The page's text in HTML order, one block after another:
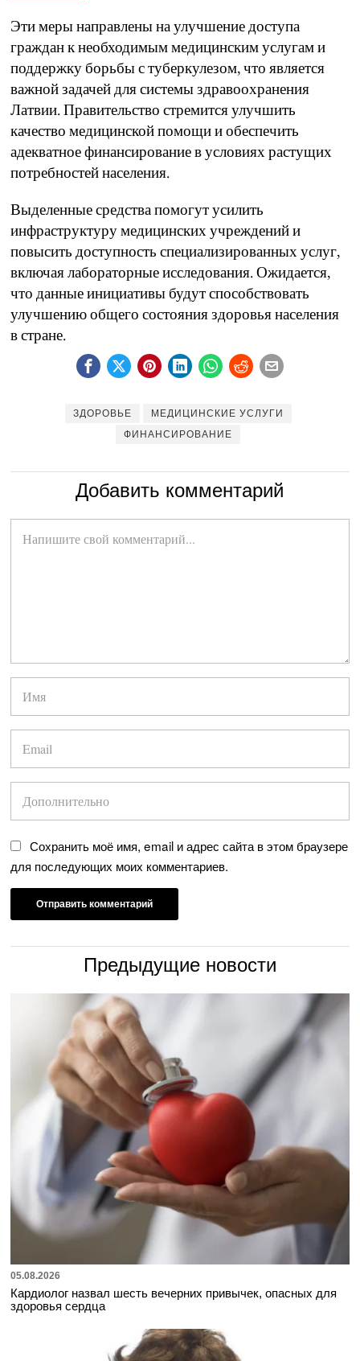
Эти меры направлены на улучшение доступа
граждан к необходимым медицинским услугам и
поддержку борьбы с туберкулезом, что является
важной задачей для системы здравоохранения
Латвии. Правительство стремится улучшить
качество медицинской помощи и обеспечить
адекватное финансирование в условиях растущих
потребностей населения.
Выделенные средства помогут усилить
инфраструктуру медицинских учреждений и
повысить доступность специализированных услуг,
включая лабораторные исследования. Ожидается,
что данные инициативы будут способствовать
улучшению общего состояния здоровья населения
в стране.
ЗДОРОВЬЕ
МЕДИЦИНСКИЕ УСЛУГИ
ФИНАНСИРОВАНИЕ
Добавить комментарий
Сохранить моё имя, email и адрес сайта в этом браузере
для последующих моих комментариев.
Предыдущие новости
05.08.2026
Кардиолог назвал шесть вечерних привычек, опасных для
здоровья сердца